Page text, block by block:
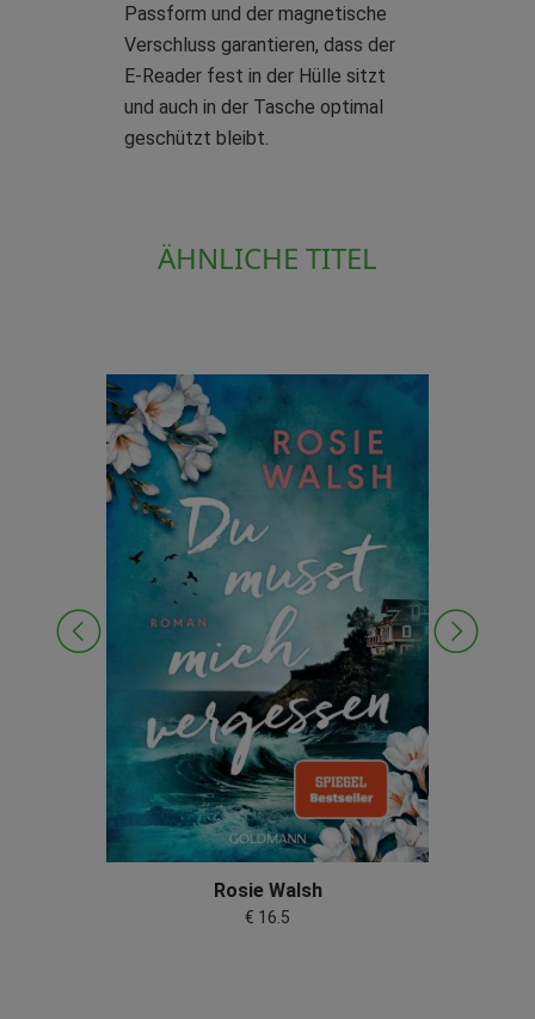
Passform und der magnetische
Verschluss garantieren, dass der
E-Reader fest in der Hülle sitzt
und auch in der Tasche optimal
geschützt bleibt.
ÄHNLICHE TITEL
Rosie Walsh
€ 16.5